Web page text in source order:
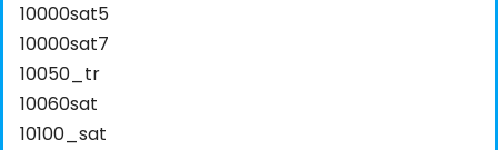
10000sat5
10000sat7
10050_tr
10060sat
10100_sat